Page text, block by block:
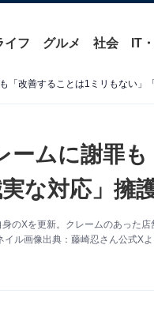
イフ グルメ 社会 IT
ームに謝罪も
な対応」擁
のXを更新。クレームのあった
ル画像出典：藤崎忍さん公式Xよ